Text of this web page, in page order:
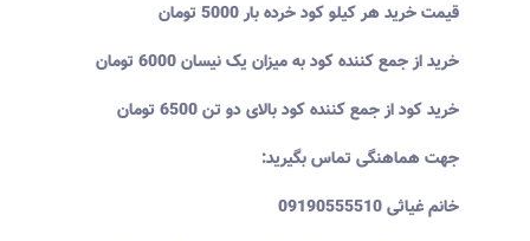
قیمت خرید هر کیلو کود خرده بار 5000 تومان
خرید از جمع کننده کود به میزان یک نیسان 6000 تومان
خرید کود از جمع کننده کود بالای دو تن 6500 تومان
جهت هماهنگی تماس بگیرید:
خانم غیاثی 09190555510